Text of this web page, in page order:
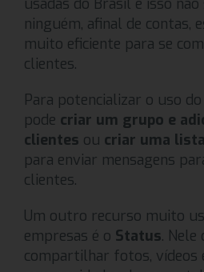
usadas do Brasil e isso
ninguém, afinal de contas,
muito eficiente para se
clientes.
Para potencializar o uso
pode criar um grupo e
clientes ou criar uma
para enviar mensagens
clientes.
Um outro recurso muito
empresas é o Status. Nele
compartilhar fotos, vídeos